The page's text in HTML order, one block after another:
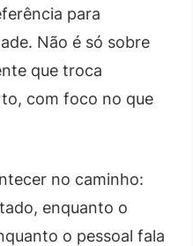
para
Não é só sobre
que troca
com foco no que
no caminho:
enquanto o
o pessoal fala